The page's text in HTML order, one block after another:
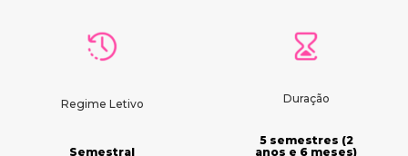
Regime Letivo
Semestral
Duração
5 semestres (2
anos e 6 meses)